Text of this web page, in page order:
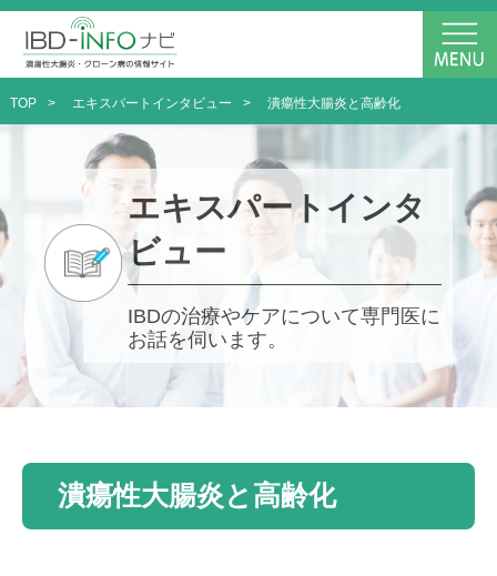
TOP > エキスパートインタビュー > 潰瘍性大腸炎と高齢化
エキスパートインタ
ビュー
IBDの治療やケアについて専門医に
お話を伺います。
潰瘍性大腸炎と高齢化